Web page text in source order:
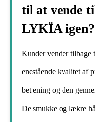
til at vende
LYKÏA igen?
Kunder vender
enestående kvalitet af
betjening og den
De smukke og lækre